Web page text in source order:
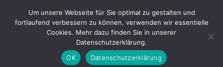
Um unsere Webseite für Sie optimal zu gestalten und
fortlaufend verbessern zu können, verwenden wir essentielle
Cookies. Mehr dazu finden Sie in unserer
Datenschutzerklärung.
OK
Datenschutzerklärung